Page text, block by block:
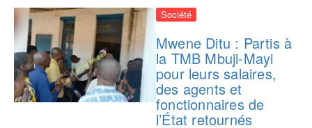
Société
Mwene Ditu : Partis à
la TMB Mbuji-Mayi
pour leurs salaires,
des agents et
fonctionnaires de
l’État retournés